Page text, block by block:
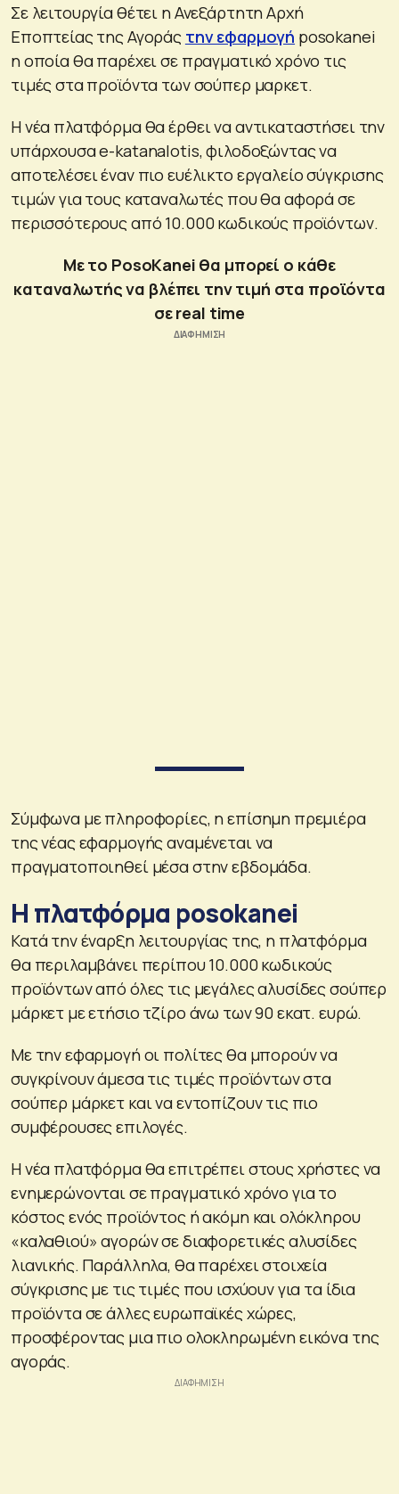
Σε λειτουργία θέτει η Ανεξάρτητη Αρχή
Εποπτείας της Αγοράς την εφαρμογή posokanei
η οποία θα παρέχει σε πραγματικό χρόνο τις
τιμές στα προϊόντα των σούπερ μαρκετ.
Η νέα πλατφόρμα θα έρθει να αντικαταστήσει την
υπάρχουσα e-katanalotis, φιλοδοξώντας να
αποτελέσει έναν πιο ευέλικτο εργαλείο σύγκρισης
τιμών για τους καταναλωτές που θα αφορά σε
περισσότερους από 10.000 κωδικούς προϊόντων.
Με το PosoKanei θα μπορεί ο κάθε
καταναλωτής να βλέπει την τιμή στα προϊόντα
σε real time
Σύμφωνα με πληροφορίες, η επίσημη πρεμιέρα
της νέας εφαρμογής αναμένεται να
πραγματοποιηθεί μέσα στην εβδομάδα.
Η πλατφόρμα posokanei
Κατά την έναρξη λειτουργίας της, η πλατφόρμα
θα περιλαμβάνει περίπου 10.000 κωδικούς
προϊόντων από όλες τις μεγάλες αλυσίδες σούπερ
μάρκετ με ετήσιο τζίρο άνω των 90 εκατ. ευρώ.
Με την εφαρμογή οι πολίτες θα μπορούν να
συγκρίνουν άμεσα τις τιμές προϊόντων στα
σούπερ μάρκετ και να εντοπίζουν τις πιο
συμφέρουσες επιλογές.
Η νέα πλατφόρμα θα επιτρέπει στους χρήστες να
ενημερώνονται σε πραγματικό χρόνο για το
κόστος ενός προϊόντος ή ακόμη και ολόκληρου
«καλαθιού» αγορών σε διαφορετικές αλυσίδες
λιανικής. Παράλληλα, θα παρέχει στοιχεία
σύγκρισης με τις τιμές που ισχύουν για τα ίδια
προϊόντα σε άλλες ευρωπαϊκές χώρες,
προσφέροντας μια πιο ολοκληρωμένη εικόνα της
αγοράς.